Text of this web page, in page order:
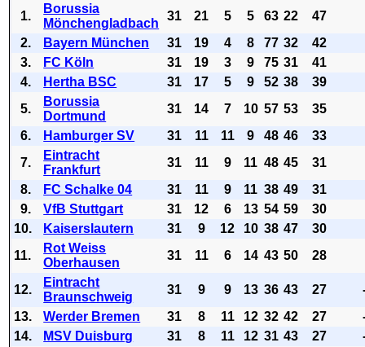
1.
Borussia
Mönchengladbach
31 21 5 5 63 22 47
2.
Bayern München 31 19 4 8 77 32 42
3.
FC Köln 31 19 3 9 75 31 41
4.
Hertha BSC 31 17 5 9 52 38
39
5.
Borussia
Dortmund
31 14 7 10 57 53
35
6.
Hamburger SV 31 11 11 9 48 46
33
7.
Eintracht
Frankfurt
31 11 9 11 48 45
31
8.
FC Schalke 04 31 11 9 11 38 49
31
9.
VfB Stuttgart 31 12 6 13 54 59
30
10.
Kaiserslautern 31 9 12 10 38 47
30
11.
Rot Weiss
Oberhausen
31 11 6 14 43 50 28
12.
Eintracht
Braunschweig
31 9 9 13 36 43 27
13.
Werder Bremen 31 8 11 12 32 42 27
14.
MSV Duisburg 31 8 11 12 31 43 27